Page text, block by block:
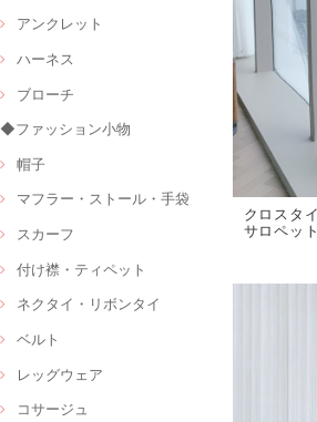
アンクレット
ハーネス
ブローチ
◆ファッション小物
帽子
マフラー・ストール・手袋
スカーフ
付け襟・ティペット
ネクタイ・リボンタイ
ベルト
レッグウェア
コサージュ
クロスタ
サロペッ